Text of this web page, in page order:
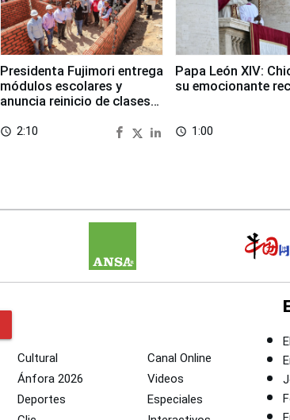
Presidenta Fujimori entrega
módulos escolares y
anuncia reinicio de clases
access_time 2:10
Papa León XIV:
su emocionante
access_time 1:00
Cultural
Ánfora 2026
Deportes
Canal Online
Videos
Especiales